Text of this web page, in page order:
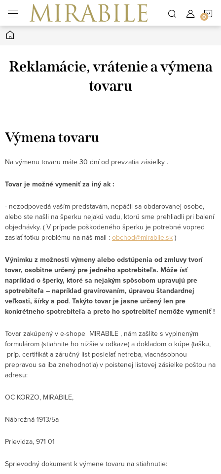
obsah
Domov
Reklamácie, vrátenie a výmena
tovaru
Výmena tovaru
Na výmenu tovaru máte 30 dní od prevzatia zásielky .
Tovar je možné vymeniť za iný ak :
- nezodpovedá vaším predstavám, nepáčil sa obdarovanej osobe,
alebo ste našli na šperku nejakú vadu, ktorú sme prehliadli pri balení
objednávky. ( V prípade poškodeného šperku je potrebné vopred
zaslať fotku problému na náš mail : obchod@mirabile.sk )
Výnimku z možnosti výmeny alebo odstúpenia od zmluvy tvorí
tovar, osobitne určený pre jedného spotrebiteľa. Môže ísť
napríklad o šperky, ktoré sa nejakým spôsobom upravujú pre
spotrebiteľa – napríklad gravírovaním, úpravou štandardnej
veľkosti, šírky a pod. Takýto tovar je jasne určený len pre
konkrétneho spotrebiteľa a preto ho spotrebiteľ nemôže vymeniť !
Tovar zakúpený v e-shope MIRABILE , nám zašlite s vyplneným
formulárom (stiahnite ho nižšie v odkaze) a dokladom o kúpe (tašku,
príp. certifikát a záručný list posielať netreba, viacnásobnou
prepravou sa iba znehodnotia) v poistenej listovej zásielke poštou na
adresu:
OC KORZO, MIRABILE,
Nábrežná 1913/5a
Prievidza, 971 01
Sprievodný dokument k výmene tovaru na stiahnutie: